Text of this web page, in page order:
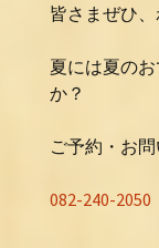
皆さまぜひ
夏には夏の
か？
ご予約・お
082-240-2050